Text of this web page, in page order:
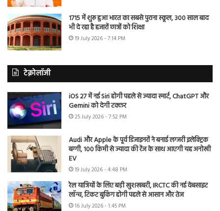
1715 में शुरू हुआ भारत का सबसे पुराना स्कूल, 300 साल बाद
भी दे रहा है हजारों छात्रों को शिक्षा
19 July 2026 - 7:14 PM
टेक्नोलॉजी
iOS 27 में नई Siri होगी पहले से ज्यादा स्मार्ट, ChatGPT और
Gemini को देगी टक्कर
25 July 2026 - 7:52 PM
Audi और Apple के पूर्व डिजाइनरों ने बनाई लग्जरी इलेक्ट्रिक
बग्गी, 100 किमी से ज्यादा की रेंज के साथ आएगी यह अनोखी
EV
19 July 2026 - 4:48 PM
रेल यात्रियों के लिए बड़ी खुशखबरी, IRCTC की नई वेबसाइट
लॉन्च, टिकट बुकिंग होगी पहले से आसान और तेज
16 July 2026 - 1:45 PM